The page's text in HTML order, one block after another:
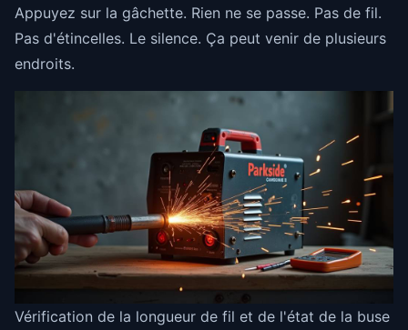
Appuyez sur la gâchette. Rien ne se passe. Pas de fil.
Pas d'étincelles. Le silence. Ça peut venir de plusieurs
endroits.
Vérification de la longueur de fil et de l'état de la buse